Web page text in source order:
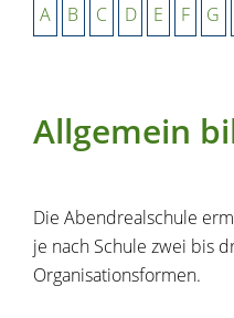
A B C D E F G
Allgemein
Die Abendrealschule
je nach Schule zwei bis
Organisationsformen.